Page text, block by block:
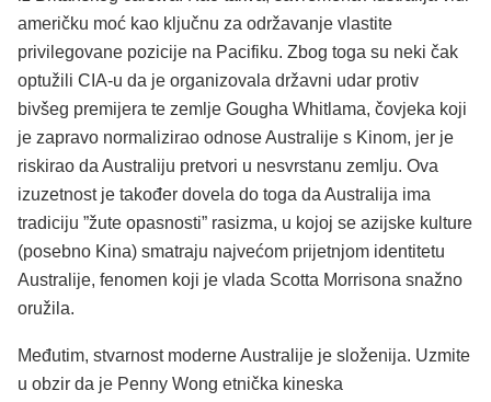
američku moć kao ključnu za održavanje vlastite
privilegovane pozicije na Pacifiku. Zbog toga su neki čak
optužili CIA-u da je organizovala državni udar protiv
bivšeg premijera te zemlje Gougha Whitlama, čovjeka koji
je zapravo normalizirao odnose Australije s Kinom, jer je
riskirao da Australiju pretvori u nesvrstanu zemlju. Ova
izuzetnost je također dovela do toga da Australija ima
tradiciju ”žute opasnosti” rasizma, u kojoj se azijske kulture
(posebno Kina) smatraju najvećom prijetnjom identitetu
Australije, fenomen koji je vlada Scotta Morrisona snažno
oružila.
Međutim, stvarnost moderne Australije je složenija. Uzmite
u obzir da je Penny Wong etnička kineska